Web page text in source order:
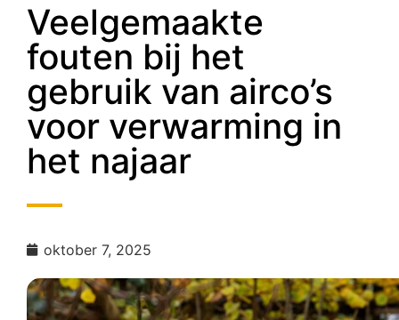
Veelgemaakte
fouten bij het
gebruik van airco’s
voor verwarming in
het najaar
oktober 7, 2025